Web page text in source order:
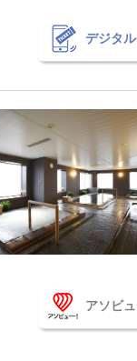
デジタル
アソビュ